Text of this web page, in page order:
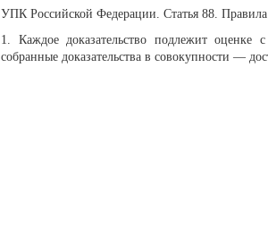
УПК Российской Федерации. Статья 88. Правила
1. Каждое доказательство подлежит оценке
собранные доказательства в совокупности —